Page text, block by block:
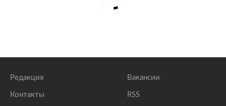
Редакция
Контакты
Вакансии
RSS